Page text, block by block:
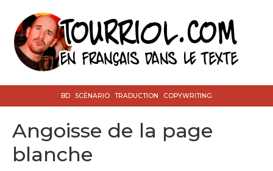
BD SCÉNARIO TRADUCTION COPYWRITING
angoisse de la page
blanche